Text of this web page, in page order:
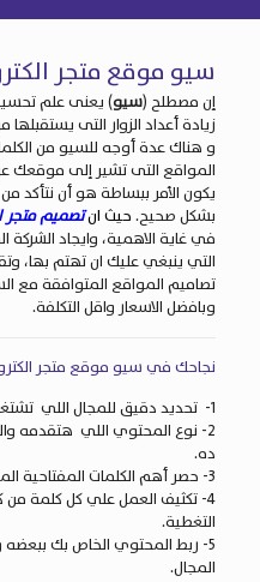
سيو موقع متجر
إن مصطلح (سيو) يعنى علم
زيادة أعداد الزوار التى
و هناك عدة أوجه للسيو من
المواقع التى تشير إلى موقعك
يكون الأمر ببساطة هو أن نتأكد
بشكل صحيح.حيث انتصميم متجر
في غاية الاهمية، وايجاد الشركة
التي ينبغي عليك ان تهتم بها،
تصاميم المواقع المتوافقة مع
وبافضل الاسعار واقل التكلفة.
نجاحك في سيو موقع متجر
1- تحديد دقيق للمجال اللي تشتغل عليه.
2- نوع المحتوي اللي هتقدمه
ده.
3- حصر أهم الكلمات المفتاحية المرتبطة بمجالك.
4- تكثيف العمل علي كل كلمة من
التغطية.
5- ربط المحتوي الخاص بك
المجال.